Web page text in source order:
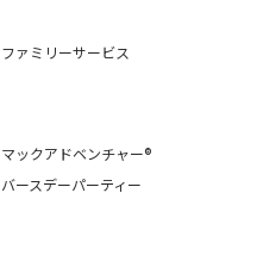
ファミリーサービス
マックアドベンチャー®
バースデーパーティー